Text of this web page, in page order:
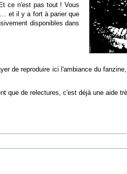
ce n'est pas tout ! Vous
… et il y a fort à parier que
disponibles dans
de reproduire ici l'ambiance du
que de relectures, c'est déjà une aide